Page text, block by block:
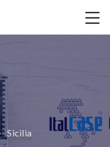
Sicilia